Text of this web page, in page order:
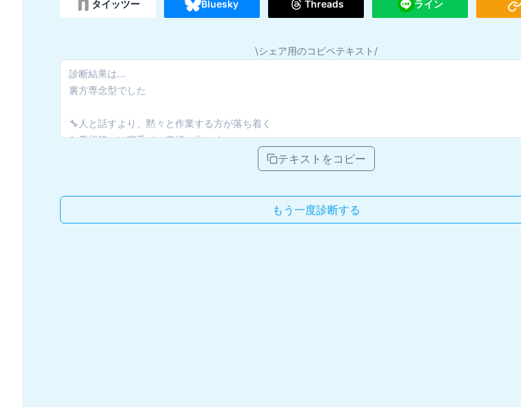
タイッツー Bluesky Threads ライン
\シェア用のコピペテキスト/
テキストをコピー
もう一度診断する